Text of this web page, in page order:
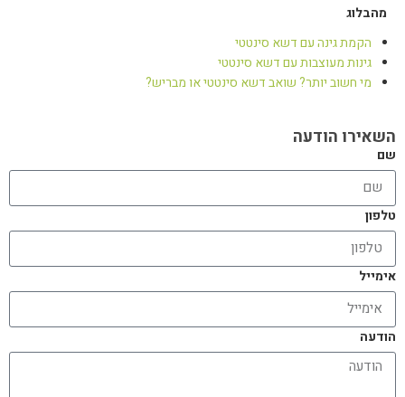
מהבלוג
הקמת גינה עם דשא סינטטי
גינות מעוצבות עם דשא סינטטי
מי חשוב יותר? שואב דשא סינטטי או מבריש?
השאירו הודעה
שם
טלפון
אימייל
הודעה